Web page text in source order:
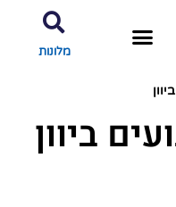
מלונות
ביוון